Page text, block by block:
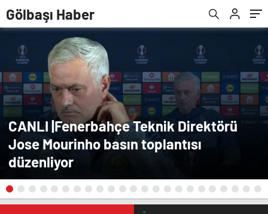
Gölbaşı Haber
CANLI |Fenerbahçe Teknik Direktörü
Jose Mourinho basın toplantısı
düzenliyor